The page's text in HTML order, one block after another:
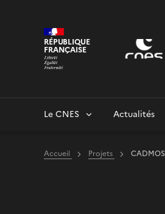
RÉPUBLIQUE
FRANÇAISE
Le CNES Actualités
Accueil Projets CADMOS